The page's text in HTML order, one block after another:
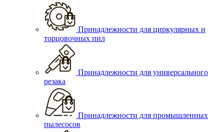
Принадлежности для циркулярных и
торцовочных пил
Принадлежности для универсального
резака
Принадлежности для промышленных
пылесосов